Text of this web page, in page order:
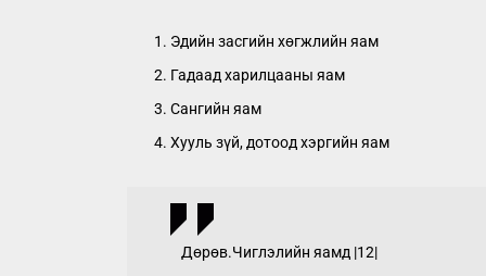
Эдийн засгийн хөгжлийн яам
Гадаад харилцааны яам
Сангийн яам
Хууль зүй, дотоод хэргийн яам
Дөрөв.Чиглэлийн яамд |12|